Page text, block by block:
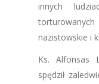
innych
torturowanych
nazistowskie i
Ks. Alfonsas
spędził